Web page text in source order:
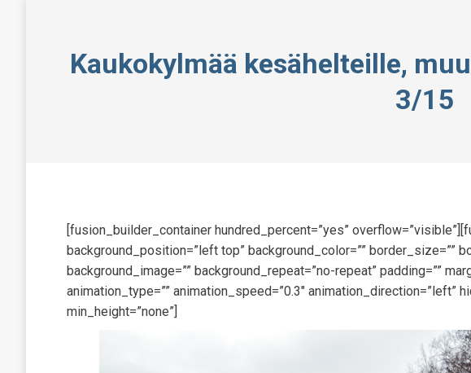
Kaukokylmää kesähelteille,
3/15
[fusion_builder_container hundred_percent=”yes”
background_position=”left top” background_color=”” border_size=””
background_image=”” background_repeat=”no-repeat” padding=””
animation_type=”” animation_speed=”0.3″ animation_direction=”left”
min_height=”none”]